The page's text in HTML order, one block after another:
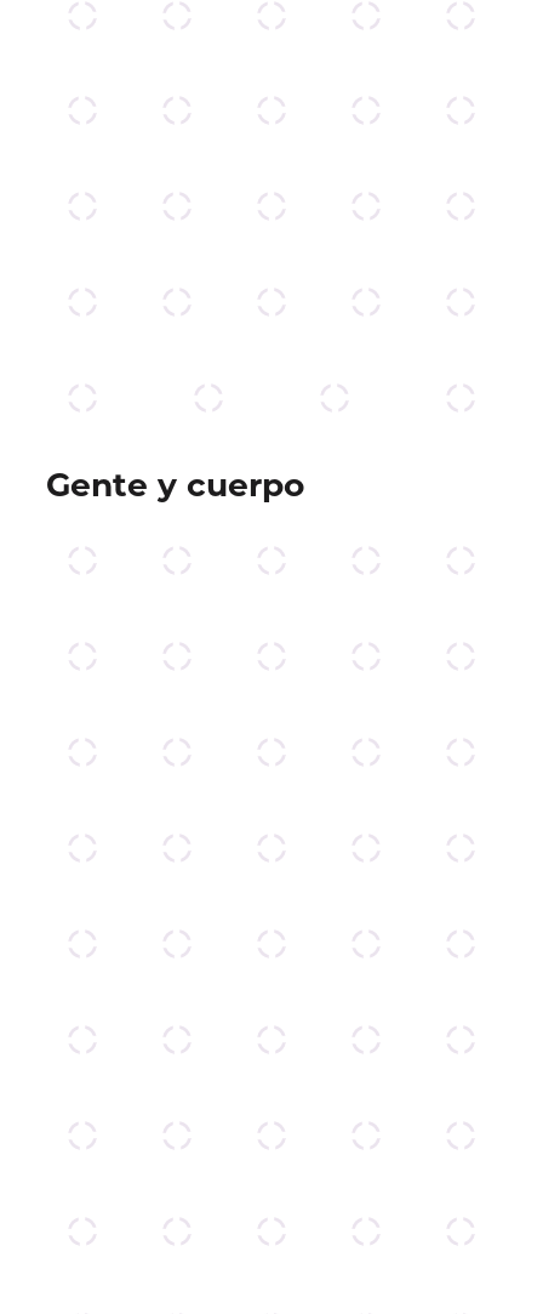
Gente y cuerpo